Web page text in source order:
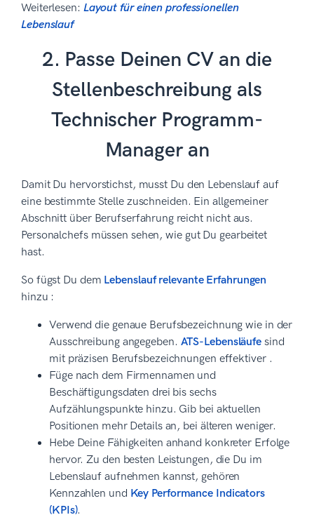
Weiterlesen: Layout für einen professionellen
Lebenslauf
2. Passe Deinen CV an die
Stellenbeschreibung als
Technischer Programm-
Manager an
Damit Du hervorstichst, musst Du den Lebenslauf auf
eine bestimmte Stelle zuschneiden. Ein allgemeiner
Abschnitt über Berufserfahrung reicht nicht aus.
Personalchefs müssen sehen, wie gut Du gearbeitet
hast.
So fügst Du dem Lebenslauf relevante Erfahrungen
hinzu :
Verwend die genaue Berufsbezeichnung wie in der
Ausschreibung angegeben. ATS-Lebensläufe sind
mit präzisen Berufsbezeichnungen effektiver .
Füge nach dem Firmennamen und
Beschäftigungsdaten drei bis sechs
Aufzählungspunkte hinzu. Gib bei aktuellen
Positionen mehr Details an, bei älteren weniger.
Hebe Deine Fähigkeiten anhand konkreter Erfolge
hervor. Zu den besten Leistungen, die Du im
Lebenslauf aufnehmen kannst, gehören
Kennzahlen und Key Performance Indicators
(KPIs).